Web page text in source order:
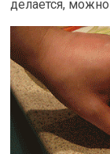
делается,